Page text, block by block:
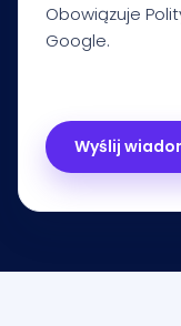
Obowiązuje
Google.